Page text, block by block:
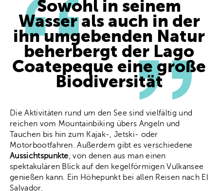
Sowohl in seinem
Wasser als auch in der
ihn umgebenden Natur
beherbergt der Lago
Coatepeque eine große
Biodiversität
Die Aktivitäten rund um den See sind vielfältig und
reichen vom Mountainbiking übers Angeln und
Tauchen bis hin zum Kajak-, Jetski- oder
Motorbootfahren. Außerdem gibt es verschiedene
Aussichtspunkte, von denen aus man einen
spektakulären Blick auf den kegelförmigen Vulkansee
genießen kann. Ein Höhepunkt bei allen Reisen nach El
Salvador.